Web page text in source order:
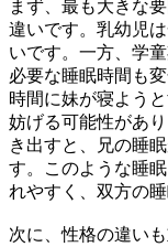
まず、最も大きな
違いです。乳幼児
いです。一方、学
必要な睡眠時間も
時間に妹が寝よう
妨げる可能性があ
き出すと、兄の睡
す。このような睡
れやすく、双方の
次に、性格の違い